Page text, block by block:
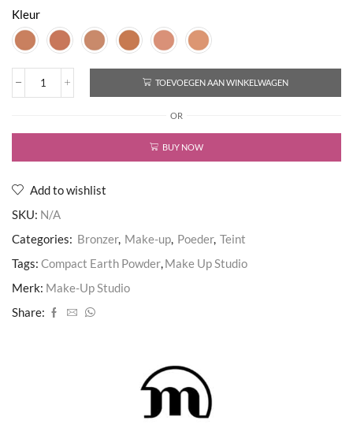
Kleur
Compact
Make-
Poeder
TOEVOEGEN AAN WINKELWAGEN
OR
BUY NOW
Add to wishlist
SKU: N/A
Categories: Bronzer, Make-up Poeder, Teint
Tags: Compact Earth Powder Make Up Studio
Merk: Make-Up Studio
Share: